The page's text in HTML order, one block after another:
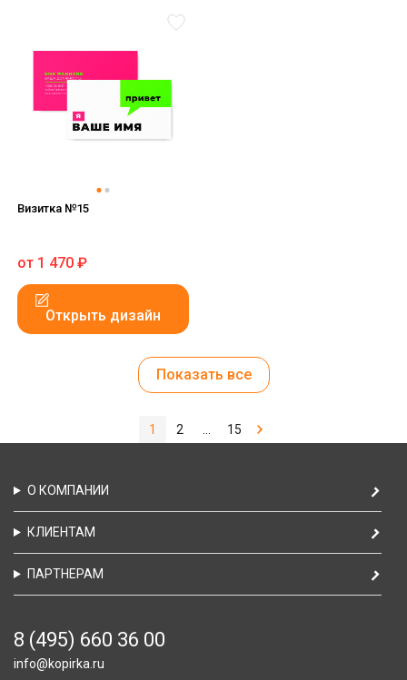
Визитка №15
от 1 470 ₽
Открыть дизайн
Показать все
1 2 15
О КОМПАНИИ
КЛИЕНТАМ
ПАРТНЕРАМ
8 (495) 660 36 00
info@kopirka.ru